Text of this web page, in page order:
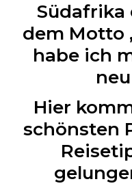
Südafrika
dem Motto
habe ich
Hier
schönsten